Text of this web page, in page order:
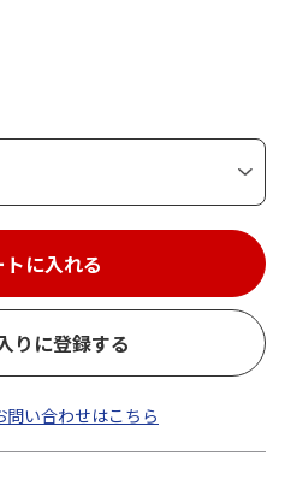
トに入れる
りに登録する
い合わせはこちら